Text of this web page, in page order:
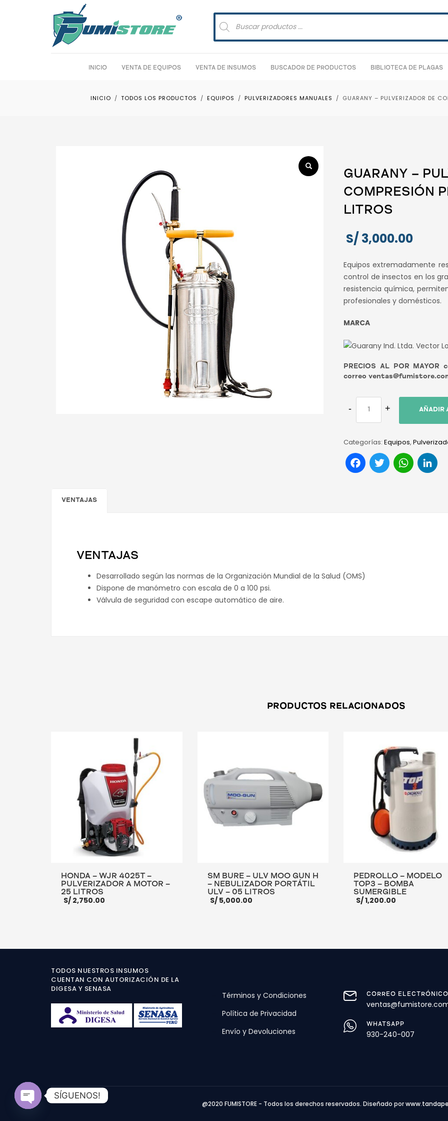
Búsqueda
productos
INICIO VENTA DE EQUIPOS VENTA DE INSUMOS BUSCADOR DE PRODUCTOS BIBLIOTECA DE PLAGAS
INICIO TODOS LOS PRODUCTOS EQUIPOS PULVERIZADORES MANUALES GUARANY – PULVERIZADOR DE
GUARANY –
COMPRESIÓN
LITROS
S/ 3,000.00
Equipos extremadamente
control de insectos en los
resistencia química,
profesionales y domésticos.
MARCA
PRECIOS AL POR
correo
AÑADIR
Categorías: Equipos,
Facebook
Twitter
VENTAJAS
VENTAJAS
Desarrollado según las normas de la Organización Mundial de la Salud (OMS)
Dispone de manómetro con escala de 0 a 100 psi.
Válvula de seguridad con escape automático de aire.
PRODUCTOS RELACIONADOS
HONDA – WJR 4025T –
PULVERIZADOR A MOTOR –
25 LITROS
S/ 2,750.00
SM BURE – ULV MOO GUN H
– NEBULIZADOR PORTÁTIL
ULV – 05 LITROS
S/5,000.00
PEDROLLO – MODELO
TOP3 – BOMBA
SUMERGIBLE
S/1,200.00
TODOS NUESTROS INSUMOS
CUENTAN CON AUTORIZACIÓN DE LA
DIGESA Y SENASA
Términos y Condiciones
Política de Privacidad
Envío y Devoluciones
CORREO ELECTRÓNICO
WHATSAPP
930-240-007
@2020 FUMISTORE - Todos los derechos reservados. Diseñado por
SÍGUENOS!